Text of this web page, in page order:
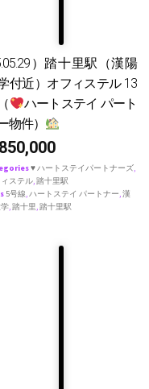
）踏十里駅（漢陽
付近）オフィステル 13
ハートステイ パート
物件）
850,000
♥ ハートステイパートナーズ,
ステル,踏十里駅
5号線,ハートステイ パートナー,漢
,踏十里,踏十里駅